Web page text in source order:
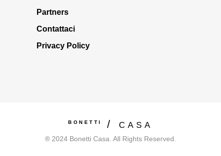
Partners
Contattaci
Privacy Policy
BONETTI CASA
® 2024 Bonetti Casa. All Rights Reserved.